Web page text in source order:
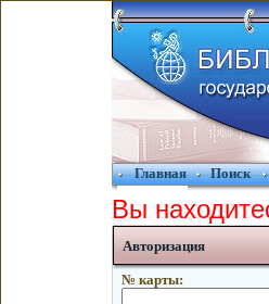
Главная Поиск
Вы
Авторизация
№ карты: